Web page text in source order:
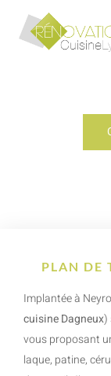
PLAN DE
Implantée à
cuisine Dagneux)
vous proposant
laque, patine,